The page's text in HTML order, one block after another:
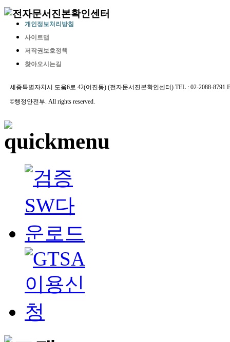
개인정보처리방침
사이트맵
저작권보호정책
찾아오시는길
세종특별자치시 도움6로 42(어진동) (전자문서진본확인센터) TEL : 02-2088-8791
©행정안전부. All rights reserved.